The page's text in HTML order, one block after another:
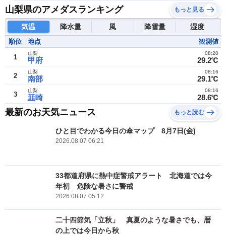
山梨県のアメダスランキング もっと見る
気温 降水量 風 降雪量 湿度
順位 地点 観測値
1 甲府
山梨
29.2℃
08:20
2 南部
山梨
29.1℃
08:16
3 韮崎
山梨
28.6℃
08:16
最新のお天気ニュース もっと読む
ひと目でわかる今日の傘マップ 8月7日(金)
2026.08.07 06:21
33都道府県に熱中症警戒アラート 北海道では今
年初 危険な暑さに警戒
2026.08.07 05:12
二十四節気「立秋」 真夏のような暑さでも、暦
の上では今日から秋